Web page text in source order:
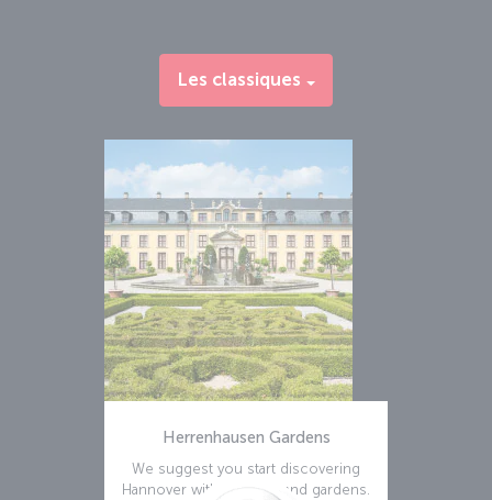
Les classiques
Herrenhausen Gardens
We suggest you start discovering
Hannover with its parks and gardens.